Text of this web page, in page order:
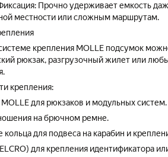
Прочно удерживает емкость
местности или сложным маршрутам.
крепления MOLLE подсумок
рюкзак, разгрузочный жилет или
крепления:
для рюкзаков и модульных систем.
на брючном ремне.
кольца для подвеса на карабин и
для крепления идентификатора